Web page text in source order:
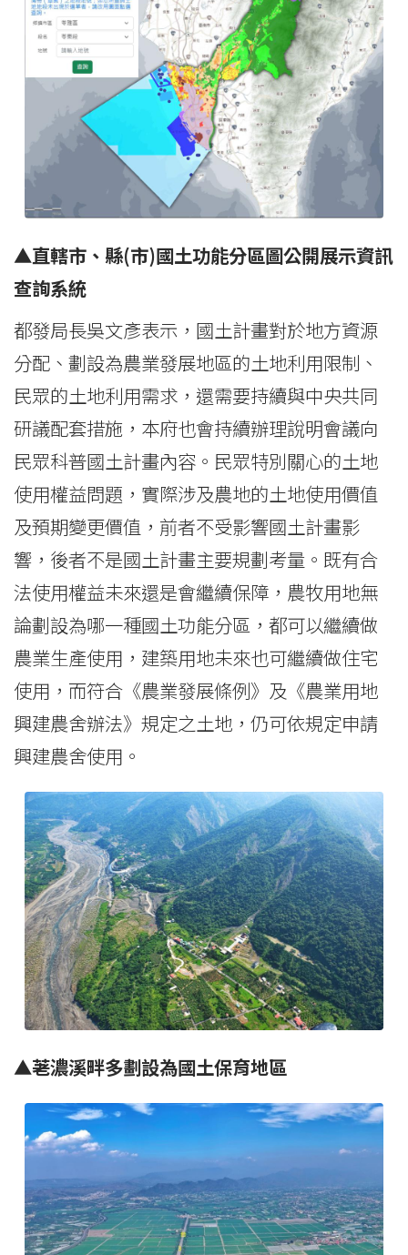
▲直轄市、縣(市)國土功能分區圖公開展示資訊
查詢系統
都發局長吳文彥表示，國土計畫對於地方資源
分配、劃設為農業發展地區的土地利用限制、
民眾的土地利用需求，還需要持續與中央共同
研議配套措施，本府也會持續辦理說明會議向
民眾科普國土計畫內容。民眾特別關心的土地
使用權益問題，實際涉及農地的土地使用價值
及預期變更價值，前者不受影響國土計畫影
響，後者不是國土計畫主要規劃考量。既有合
法使用權益未來還是會繼續保障，農牧用地無
論劃設為哪一種國土功能分區，都可以繼續做
農業生產使用，建築用地未來也可繼續做住宅
使用，而符合《農業發展條例》及《農業用地
興建農舍辦法》規定之土地，仍可依規定申請
興建農舍使用。
▲荖濃溪畔多劃設為國土保育地區